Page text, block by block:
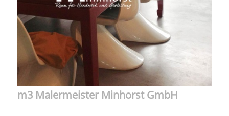
m3 Malermeister Minhorst GmbH